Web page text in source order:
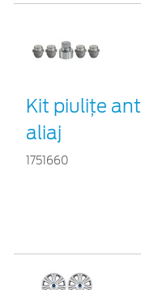
Kit piuliţe
aliaj
1751660